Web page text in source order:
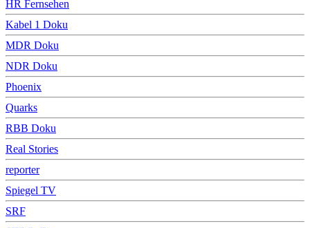
HR Fernsehen
Kabel 1 Doku
MDR Doku
NDR Doku
Phoenix
Quarks
RBB Doku
Real Stories
reporter
Spiegel TV
SRF